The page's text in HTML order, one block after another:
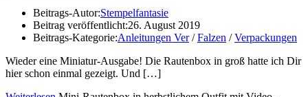
Beitrags-Autor:Stempelfantasie
Beitrag veröffentlicht:26. August 2019
Beitrags-Kategorie:Anleitungen Ver / Falzen / Verpackungen
Wieder eine Miniatur-Ausgabe! Die Rautenbox in groß hatte ich Dir
hier schon einmal gezeigt. Und […]